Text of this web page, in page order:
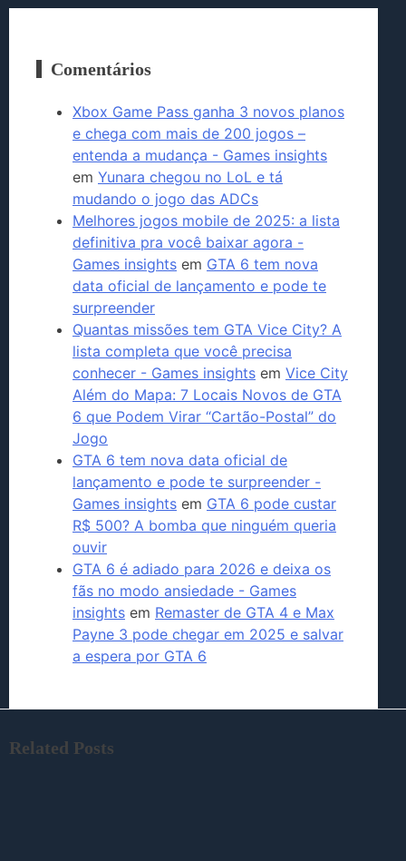
Comentários
Xbox Game Pass ganha 3 novos planos
e chega com mais de 200 jogos –
entenda a mudança - Games insights
em Yunara chegou no LoL e tá
mudando o jogo das ADCs
Melhores jogos mobile de 2025: a lista
definitiva pra você baixar agora -
Games insights em GTA 6 tem nova
data oficial de lançamento e pode te
surpreender
Quantas missões tem GTA Vice City? A
lista completa que você precisa
conhecer - Games insights em Vice City
Além do Mapa: 7 Locais Novos de GTA
6 que Podem Virar “Cartão-Postal” do
Jogo
GTA 6 tem nova data oficial de
lançamento e pode te surpreender -
Games insights em GTA 6 pode custar
R$ 500? A bomba que ninguém queria
ouvir
GTA 6 é adiado para 2026 e deixa os
fãs no modo ansiedade - Games
insights em Remaster de GTA 4 e Max
Payne 3 pode chegar em 2025 e salvar
a espera por GTA 6
Related Posts